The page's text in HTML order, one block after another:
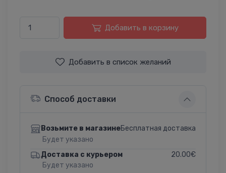
Добавить в корзину
Добавить в список желаний
Способ доставки
Возьмите в магазине
Будет указано
Бесплатная доставка
Доставка с курьером
Будет указано
20.00€